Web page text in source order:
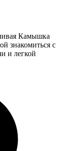
Камышка
знакомиться с
и легкой